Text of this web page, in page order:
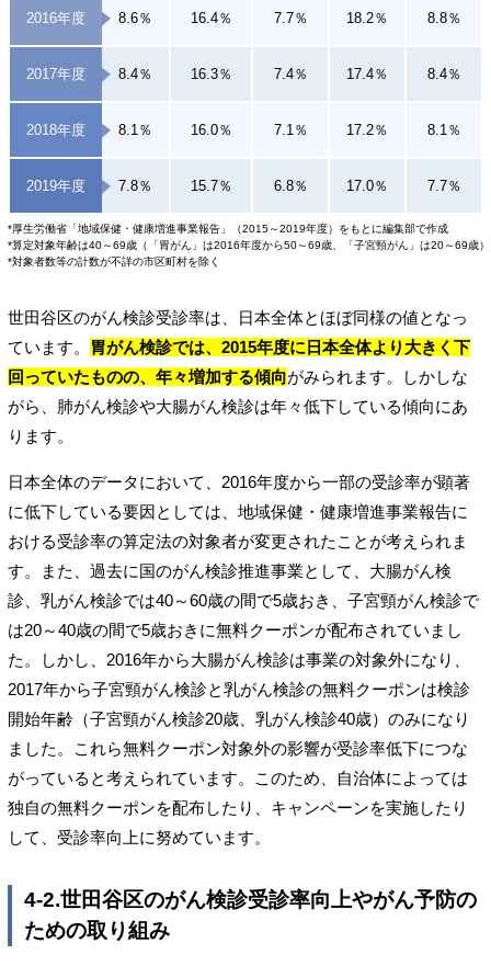
2016年度 8.6％ 16.4％ 7.7％ 18.2％ 8.8％
2017年度 8.4％ 16.3％ 7.4％ 17.4％ 8.4％
2018年度 8.1％ 16.0％ 7.1％ 17.2％ 8.1％
2019年度 7.8％ 15.7％ 6.8％ 17.0％ 7.7％
*厚生労働省「地域保健・健康増進事業報告」（2015～2019年度）をもとに編集部で作成
*算定対象年齢は40～69歳（「胃がん」は2016年度から50～69歳、「子宮頸がん」は20～69歳）
*対象者数等の計数が不詳の市区町村を除く
世田谷区のがん検診受診率は、日本全体とほぼ同様の値となっ
ています。
胃がん検診では、2015年度に日本全体より大きく下
回っていたものの、年々増加する傾向がみられます。しかしな
がら、肺がん検診や大腸がん検診は年々低下している傾向にあ
ります。
日本全体のデータにおいて、2016年度から一部の受診率が顕著
に低下している要因としては、地域保健・健康増進事業報告に
おける受診率の算定法の対象者が変更されたことが考えられま
す。また、過去に国のがん検診推進事業として、大腸がん検
診、乳がん検診では40～60歳の間で5歳おき、子宮頸がん検診で
は20～40歳の間で5歳おきに無料クーポンが配布されていまし
た。しかし、2016年から大腸がん検診は事業の対象外になり、
2017年から子宮頸がん検診と乳がん検診の無料クーポンは検診
開始年齢（子宮頸がん検診20歳、乳がん検診40歳）のみになり
ました。これら無料クーポン対象外の影響が受診率低下につな
がっていると考えられています。このため、自治体によっては
独自の無料クーポンを配布したり、キャンペーンを実施したり
して、受診率向上に努めています。
4-2.世田谷区のがん検診受診率向上やがん予防の
ための取り組み